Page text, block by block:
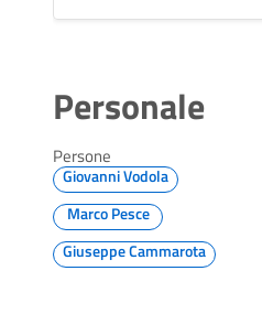
Personale
Persone
Giovanni Vodola
Marco Pesce
Giuseppe Cammarota